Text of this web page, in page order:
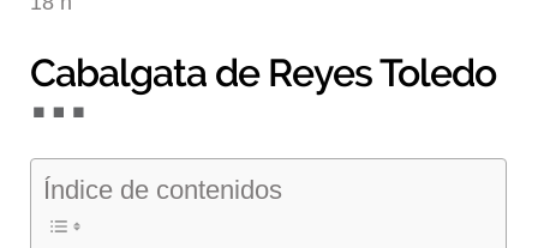
Blog
Cabalgata de Reyes Toledo
Índice de contenidos